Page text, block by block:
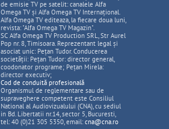
de emisie TV pe satelit: canalele Alfa
Omega TV și Alfa Omega TV Internațional.
Alfa Omega TV editeaza, la fiecare doua luni,
revista: "Alfa Omega TV Magazin".
SC Alfa Omega TV Production SRL, Str Aurel
Pop nr. 8, Timisoara. Reprezentant legal și
asociat unic: Pețan Tudor. Conducerea
societății: Pețan Tudor: director general,
coodonator programe; Pețan Mirela:
director executiv;
Cod de conduită profesională
Organismul de reglementare sau de
supraveghere competent este Consiliul
National al Audiovizualului (CNA), cu sediul
in Bd. Libertatii nr.14, sector 5, Bucuresti,
tel: 40 (0)21 305 5350, email: cna@cna.ro